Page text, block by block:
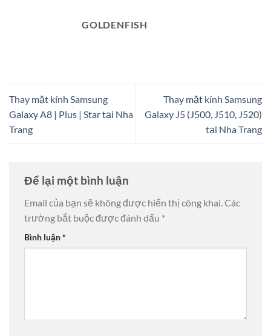
GOLDENFISH
Thay mặt kính Samsung
Galaxy A8 | Plus | Star tại Nha
Trang
Thay mặt kính Samsung
Galaxy J5 (J500, J510, J520)
tại Nha Trang
Để lại một bình luận
Email của bạn sẽ không được hiển thị công khai.Các
trường bắt buộc được đánh dấu *
Bình luận*